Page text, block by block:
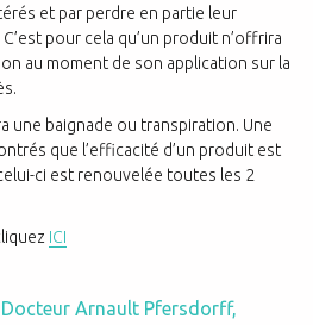
et par perdre en partie leur
pour cela qu’un produit n’offrira
au moment de son application sur la
une baignade ou transpiration. Une
que l’efficacité d’un produit est
ci est renouvelée toutes les 2
ICI
Arnault Pfersdorff,